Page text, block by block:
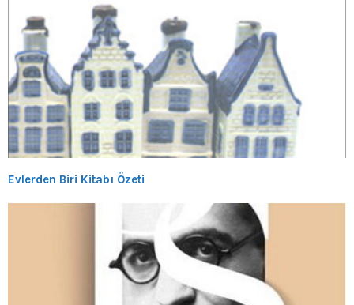
Evlerden Biri Kitabı Özeti